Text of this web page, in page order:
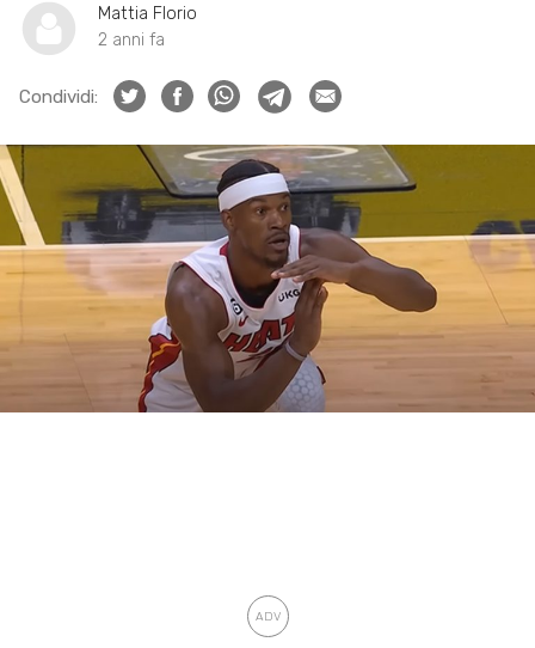
Mattia Florio
2 anni fa
Condividi: